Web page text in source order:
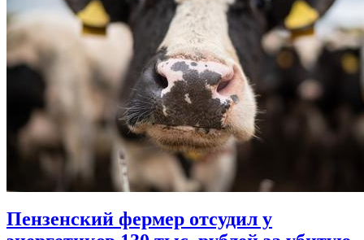
Пензенский фермер отсудил у